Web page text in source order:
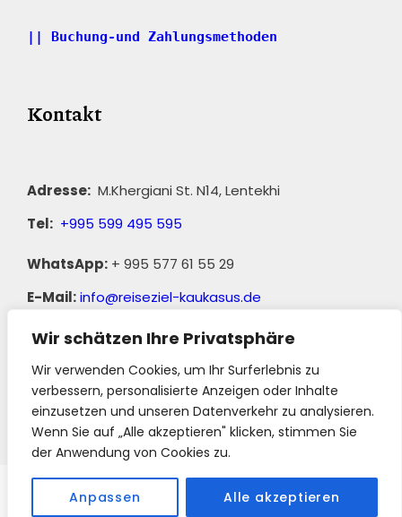
Wir schätzen Ihre Privatsphäre
Wir verwenden Cookies, um Ihr Surferlebnis zu
verbessern, personalisierte Anzeigen oder Inhalte
einzusetzen und unseren Datenverkehr zu analysieren.
Wenn Sie auf „Alle akzeptieren" klicken, stimmen Sie
der Anwendung von Cookies zu.
Anpassen Alle akzeptieren
|| Buchung-und Zahlungsmethoden
Kontakt
Adresse: M.Khergiani St. N14, Lentekhi
Tel: +995 599 495 595
WhatsApp: + 995 577 61 55 29
E-Mail:info@reiseziel-kaukasus.de
|| AGB
Reserved